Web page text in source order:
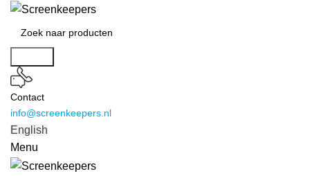
Contact
info@screenkeepers.nl
English
Menu